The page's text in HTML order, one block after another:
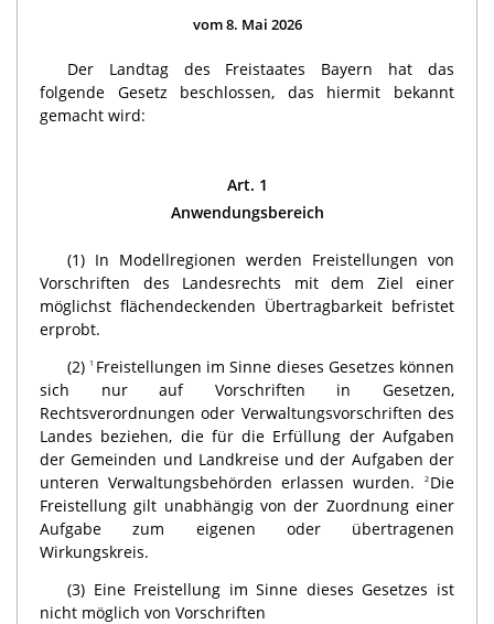
vom 8. Mai 2026
Der Landtag des Freistaates Bayern hat das
folgende Gesetz beschlossen, das hiermit bekannt
gemacht wird:
Art. 1
Anwendungsbereich
(1) In Modellregionen werden Freistellungen von
Vorschriften des Landesrechts mit dem Ziel einer
möglichst flächendeckenden Übertragbarkeit befristet
erprobt.
(2) 1 Freistellungen im Sinne dieses Gesetzes können
sich nur auf Vorschriften in Gesetzen,
Rechtsverordnungen oder Verwaltungsvorschriften des
Landes beziehen, die für die Erfüllung der Aufgaben
der Gemeinden und Landkreise und der Aufgaben der
unteren Verwaltungsbehörden erlassen wurden.
2 Die
Freistellung gilt unabhängig von der Zuordnung einer
Aufgabe zum eigenen oder übertragenen
Wirkungskreis.
(3) Eine Freistellung im Sinne dieses Gesetzes ist
nicht möglich von Vorschriften